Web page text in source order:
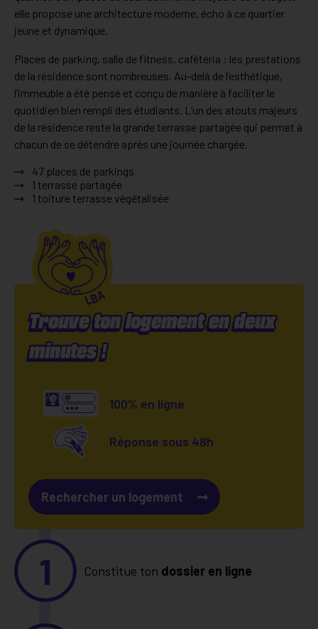
elle propose une architecture moderne, écho à ce quartier
jeune et dynamique.
Places de parking, salle de fitness, cafétéria : les prestations
de la résidence sont nombreuses. Au-delà de l’esthétique,
l’immeuble a été pensé et conçu de manière à faciliter le
quotidien bien rempli des étudiants. L’un des atouts majeurs
de la résidence reste la grande terrasse partagée qui permet à
chacun de se détendre après une journée chargée.
47 places de parkings
1 terrasse partagée
1 toiture terrasse végétalisée
Trouve ton logement en deux
minutes !
100% en ligne
Réponse sous 48h
Rechercher un logement
1 Constitue ton dossier en ligne